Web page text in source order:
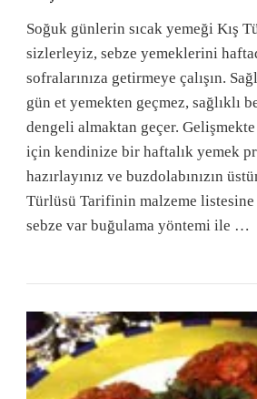
Soğuk günlerin sıcak yemeği Kış
sizlerleyiz, sebze yemeklerini
sofralarınıza getirmeye çalışın.
gün et yemekten geçmez, sağlıklı
dengeli almaktan geçer.
için kendinize bir haftalık yemek
hazırlayınız ve buzdolabınızın
Türlüsü Tarifinin malzeme listesine
sebze var buğulama yöntemi ile …